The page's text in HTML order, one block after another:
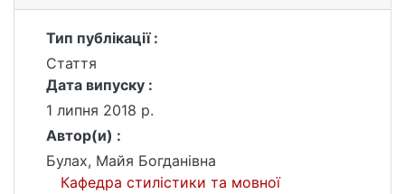
Тип публікації :
Стаття
Дата випуску :
1 липня 2018 р.
Автор(и) :
Булах, Майя Богданівна
Кафедра стилістики та мовної